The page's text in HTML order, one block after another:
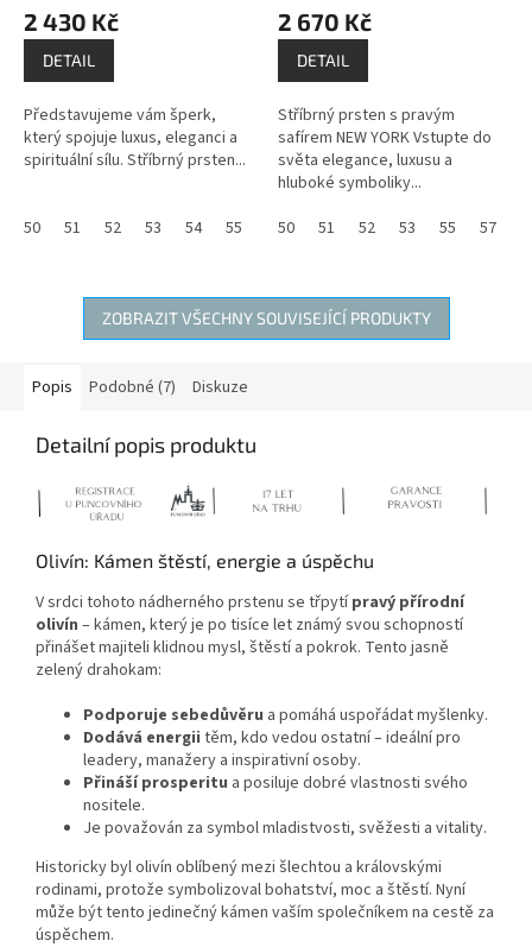
obnovuje oslabenou
životní energii a léčí duši.
produktu
5
hvězdiček.
2 430 Kč
DETAIL
Představujeme vám šperk,
který spojuje luxus, eleganci a
spirituální sílu. Stříbrný prsten...
50 51 52 53 54 55 56 59 60 61
věrnosti.
produktu
5
hvězdiček.
2 670 Kč
DETAIL
Stříbrný prsten s pravým
safírem NEW YORK Vstupte do
světa elegance, luxusu a
hluboké symboliky...
50
51 52 53 55 57
ZOBRAZIT VŠECHNY SOUVISEJÍCÍ PRODUKTY
Popis Podobné (7) Diskuze
Detailní popis produktu
Olivín: Kámen štěstí, energie a úspěchu
V srdci tohoto nádherného prstenu se třpytípravý přírodní
olivín – kámen, který je po tisíce let známý svou schopností
přinášet majiteli klidnou mysl, štěstí a pokrok. Tento jasně
zelený drahokam:
Podporuje sebedůvěru a pomáhá uspořádat myšlenky.
Dodává energii těm, kdo vedou ostatní – ideální pro
leadery, manažery a inspirativní osoby.
Přináší prosperitu a posiluje dobré vlastnosti svého
nositele.
Je považován za symbol mladistvosti, svěžesti a vitality.
Historicky byl olivín oblíbený mezi šlechtou a královskými
rodinami, protože symbolizoval bohatství, moc a štěstí. Nyní
může být tento jedinečný kámen vaším společníkem na cestě za
úspěchem.